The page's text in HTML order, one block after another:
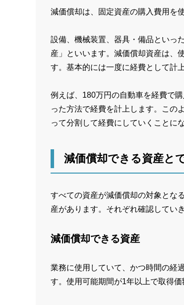
減価償却は、固定資産の購入費用を
設備、機械装置、器具・備品といっ
産」といいます。減価償却資産は、
す。基本的には一度に経費として計
例えば、180万円の自動車を経費で
った方法で経費を計上します。この
って分割して経費にしていくことに
減価償却できる資産と
すべての資産が減価償却の対象とな
産があります。それぞれ確認してい
減価償却できる資産
業務に使用していて、かつ時間の経
す。使用可能期間が1年以上で取得